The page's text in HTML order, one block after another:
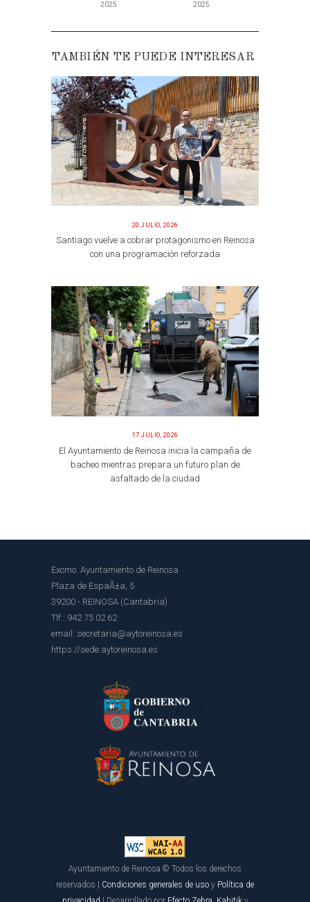
2025 2025
TAMBIÉN TE PUEDE INTERESAR
20 JULIO, 2026
Santiago vuelve a cobrar protagonismo en Reinosa
con una programación reforzada
17 JULIO, 2026
El Ayuntamiento de Reinosa inicia la campaña de
bacheo mientras prepara un futuro plan de
asfaltado de la ciudad
Excmo. Ayuntamiento de Reinosa
Plaza de EspaÃ±a, 5
39200 - REINOSA (Cantabria)
Tlf.: 942 75 02 62
email: secretaria@aytoreinosa.es
https://sede.aytoreinosa.es
Ayuntamiento de Reinosa © Todos los derechos
reservados | Condiciones generales de uso y Política de